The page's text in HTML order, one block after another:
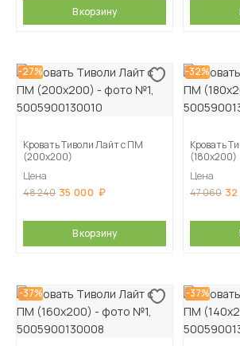
В корзину
-27%
Кровать Тиволи Лайт с ПМ
(200х200)
Цена
48 240 35 000
В корзину
-32%
Кровать
(180х200)
Цена
47 060
-37% -37%